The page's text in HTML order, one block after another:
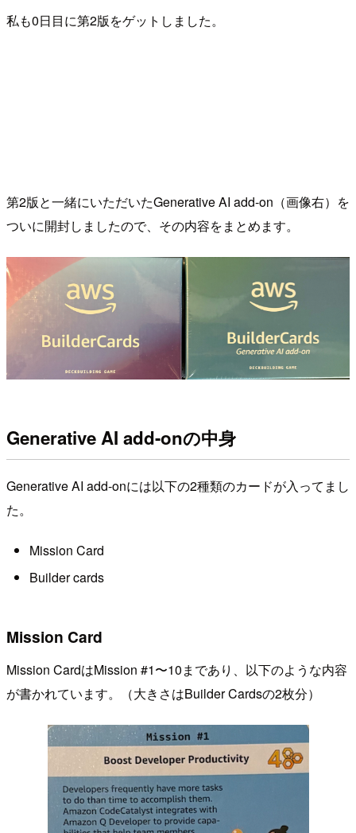
私も0日目に第2版をゲットしました。
第2版と一緒にいただいたGenerative AI add-on（画像右）を
ついに開封しましたので、その内容をまとめます。
Generative AI add-onの中身
Generative AI add-onには以下の2種類のカードが入ってまし
た。
Mission Card
Builder cards
Mission Card
Mission CardはMission #1〜10まであり、以下のような内容
が書かれています。（大きさはBuilder Cardsの2枚分）